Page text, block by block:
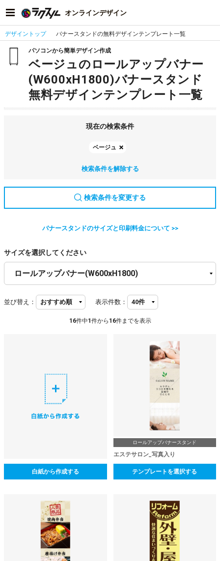
オンラインデザイン
デザイントップ バナースタンドの無料デザインテンプレート一覧
パソコンから簡単デザイン作成
ベージュのロールアップバナー
(W600xH1800)バナースタンド
無料デザインテンプレート一覧
現在の検索条件
ベージュ
検索条件を解除する
検索条件を変更する
バナースタンドのサイズと印刷料金について >>
サイズを選択してください
並び替え： 表示件数：
16件中1 件から 16件までを表示
白紙から作成する
ロールアップバナースタンド
エステサロン_写真入り
テンプレートを選択する